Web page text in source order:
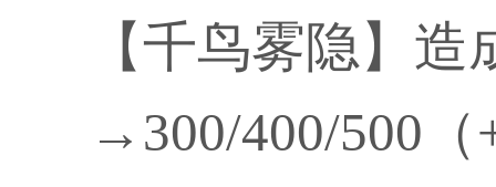
【千鸟雾隐】
→300/400/500